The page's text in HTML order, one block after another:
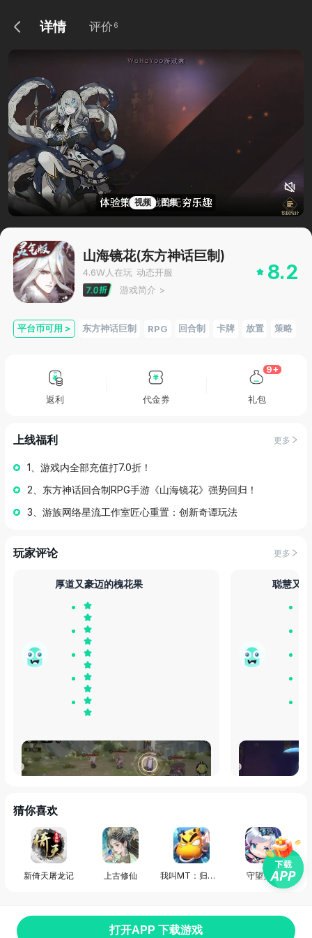
详情 评价 6
视频 图集
山海镜花(东方神话巨制)
4.6W人在玩 动态开服
游戏简介 >
8.2
平台币可用 > 东方神话巨制 RPG 回合制 卡牌 放置 策略
返利 代金券 礼包
9+
上线福利 更多
1、游戏内全部充值打7.0折！
2、东方神话回合制RPG手游《山海镜花》强势回归！
3、游族网络星流工作室匠心重置：创新奇谭玩法
玩家评论 更多
厚道又豪迈的槐花果
神话题材的回合制游戏本身就已经非常吸引
我了，加上优质的机制和细节表现，毋庸置
疑，一个满分的游戏！
发布于30天前
聪慧又
电影级别的画质
没遇见过了，玩
发布于30天前
猜你喜欢
新倚天屠龙记 上古修仙 我叫MT：归来（原版） 守望英雄
打开APP 下载游戏